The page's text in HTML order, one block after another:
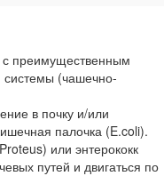
преимущественным
системы (чашечно-
в поч­ку и/или
палочка (E.coli).
или энтерококк
путей и двигаться по